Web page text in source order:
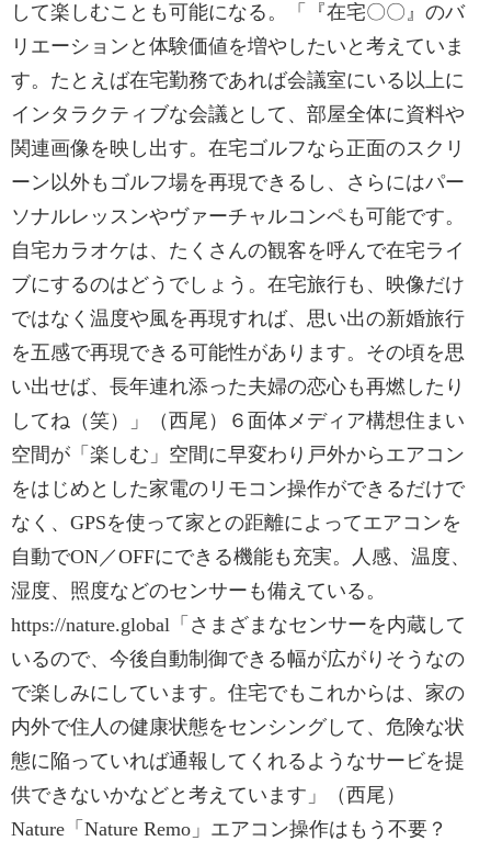
して楽しむことも可能になる。「『在宅〇〇』のバ
リエーションと体験価値を増やしたいと考えていま
す。たとえば在宅勤務であれば会議室にいる以上に
インタラクティブな会議として、部屋全体に資料や
関連画像を映し出す。在宅ゴルフなら正面のスクリ
ーン以外もゴルフ場を再現できるし、さらにはパー
ソナルレッスンやヴァーチャルコンペも可能です。
自宅カラオケは、たくさんの観客を呼んで在宅ライ
ブにするのはどうでしょう。在宅旅行も、映像だけ
ではなく温度や風を再現すれば、思い出の新婚旅行
を五感で再現できる可能性があります。その頃を思
い出せば、長年連れ添った夫婦の恋心も再燃したり
してね（笑）」（西尾）６面体メディア構想住まい
空間が「楽しむ」空間に早変わり戸外からエアコン
をはじめとした家電のリモコン操作ができるだけで
なく、GPSを使って家との距離によってエアコンを
自動でON／OFFにできる機能も充実。人感、温度、
湿度、照度などのセンサーも備えている。
https://nature.global「さまざまなセンサーを内蔵して
いるので、今後自動制御できる幅が広がりそうなの
で楽しみにしています。住宅でもこれからは、家の
内外で住人の健康状態をセンシングして、危険な状
態に陥っていれば通報してくれるようなサービを提
供できないかなどと考えています」（西尾）
Nature「Nature Remo」エアコン操作はもう不要？